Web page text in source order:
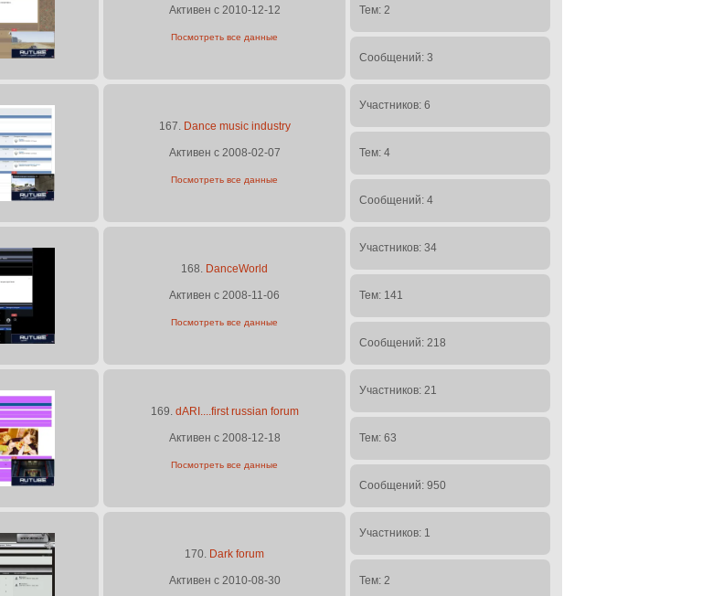
Активен с 2010-12-12
Посмотреть все данные
Тем: 2
Сообщений: 3
167. Dance music industry
Активен с 2008-02-07
Посмотреть все данные
Участников: 6
Тем: 4
Сообщений: 4
168. DanceWorld
Активен с 2008-11-06
Посмотреть все данные
Участников: 34
Тем: 141
Сообщений: 218
169. dARI....first russian forum
Активен с 2008-12-18
Посмотреть все данные
Участников: 21
Тем: 63
Сообщений: 950
170. Dark forum
Активен с 2010-08-30
Участников: 1
Тем: 2